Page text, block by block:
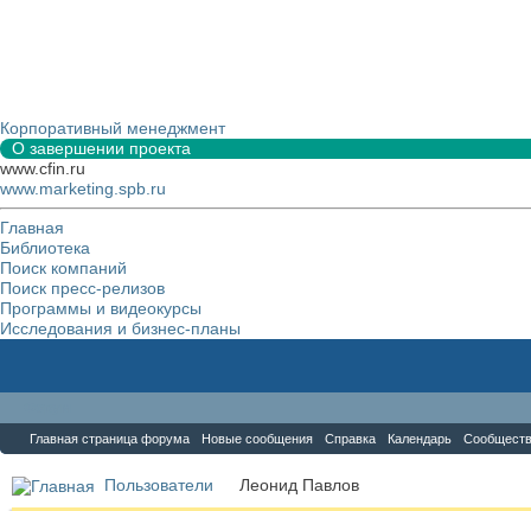
Корпоративный менеджмент
О завершении проекта
www.cfin.ru
www.marketing.spb.ru
Главная
Библиотека
Поиск компаний
Поиск пресс-релизов
Программы и видеокурсы
Исследования и бизнес-планы
Главная страница форума Новые сообщения Справка Календарь
Пользователи Леонид Павлов